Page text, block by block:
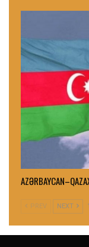
PREV NEXT